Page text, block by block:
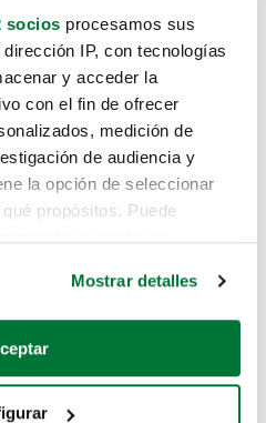
socios procesamos sus
IP, con tecnologías
y acceder la
con el fin de ofrecer
medición de
de audiencia y
la opción de seleccionar
propósitos. Puede
su ubicación geográfica
Mostrar detalles